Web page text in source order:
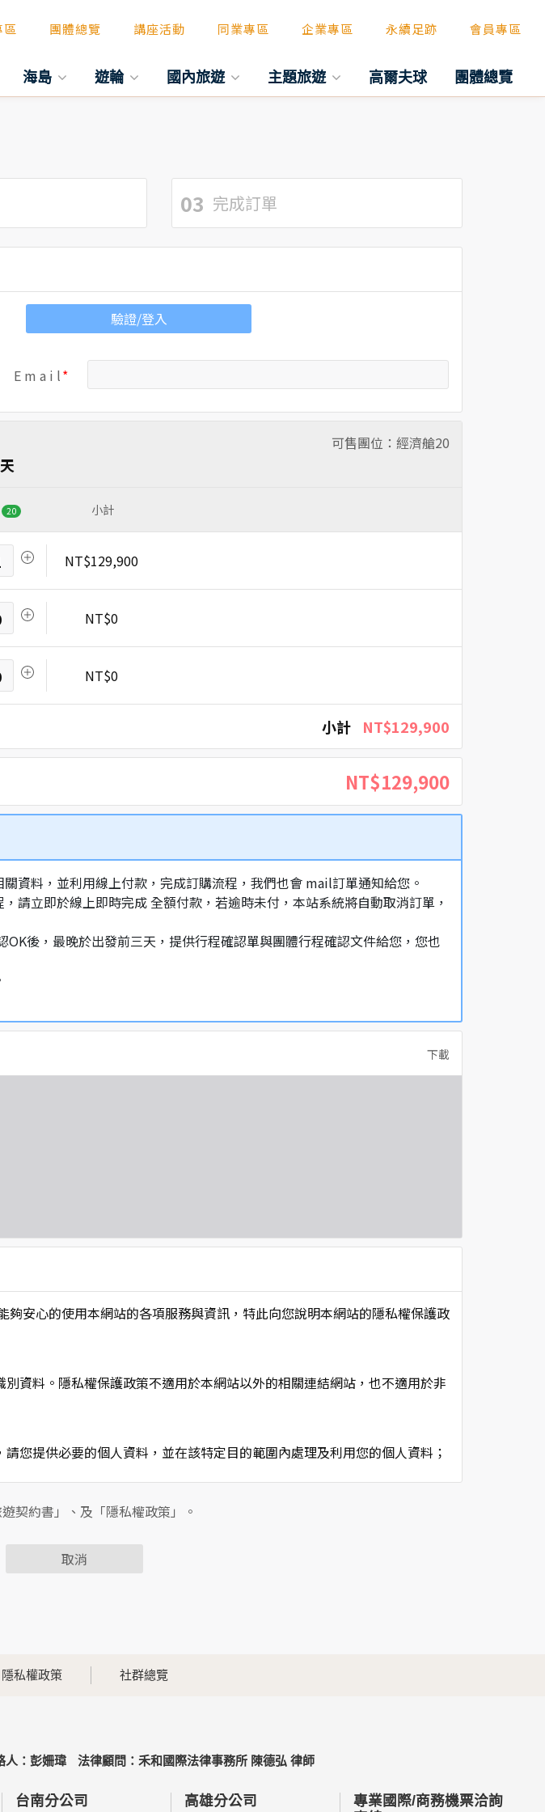
區 團體總覽 講座活動 同業專區 企業專區 永續足跡 會員專區
海島 遊輪 國內旅遊 主題旅遊 高爾夫球 團體總覽
03 完成訂單
驗證/登入
E m a i l
可售團位：經濟艙20
20 小計
NT$129,900
NT$0
NT$0
小計 NT$129,900
NT$129,900
資料，並利用線上付款，完成訂購流程，我們也會 mail訂單通知給您。
請立即於線上即時完成 全額付款，若逾時未付，本站系統將自動取消訂單，
後，最晚於出發前三天，提供行程確認單與團體行程確認文件給您，您也
下載
安心的使用本網站的各項服務與資訊，特此向您說明本網站的隱私權保護政
資料。隱私權保護政策不適用於本網站以外的相關連結網站，也不適用於非
您提供必要的個人資料，並在該特定目的範圍內處理及利用您的個人資料；
子郵件地址、聯絡方式及使用時間等。
時間、使用的瀏覽器、瀏覽及點選資料記錄等，做為我們增進網站服務的參
計數據或說明文字呈現，除供內部研究外，我們會視需要公佈統計數據及說
企業或公務機關，但有法律依據或合約義務者，不在此限。
契約書」、及「隱私權政策」。
取消
隱私權政策 社群總覽
人：彭姍瑋 法律顧問：禾和國際法律事務所 陳德弘 律師
台南分公司 高雄分公司
專業國際/商務機票洽詢